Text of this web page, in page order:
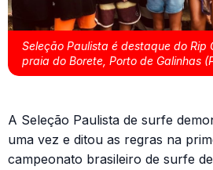
Seleção Paulista é destaque do Rip
praia do Borete, Porto de Galinhas
A Seleção Paulista de surfe
uma vez e ditou as regras na
campeonato brasileiro de surfe